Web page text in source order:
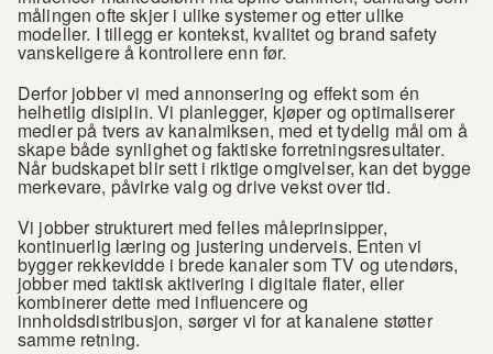
målingen ofte skjer i ulike systemer og etter ulike
modeller. I tillegg er kontekst, kvalitet og brand safety
vanskeligere å kontrollere enn før.
Derfor jobber vi med annonsering og effekt som én
helhetlig disiplin. Vi planlegger, kjøper og optimaliserer
medier på tvers av kanalmiksen, med et tydelig mål om å
skape både synlighet og faktiske forretningsresultater.
Når budskapet blir sett i riktige omgivelser, kan det bygge
merkevare, påvirke valg og drive vekst over tid.
Vi jobber strukturert med felles måleprinsipper,
kontinuerlig læring og justering underveis. Enten vi
bygger rekkevidde i brede kanaler som TV og utendørs,
jobber med taktisk aktivering i digitale flater, eller
kombinerer dette med influencere og
innholdsdistribusjon, sørger vi for at kanalene støtter
samme retning.